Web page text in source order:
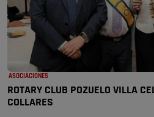
ASOCIACIONES
ROTARY CLUB POZUELO VILLA
COLLARES